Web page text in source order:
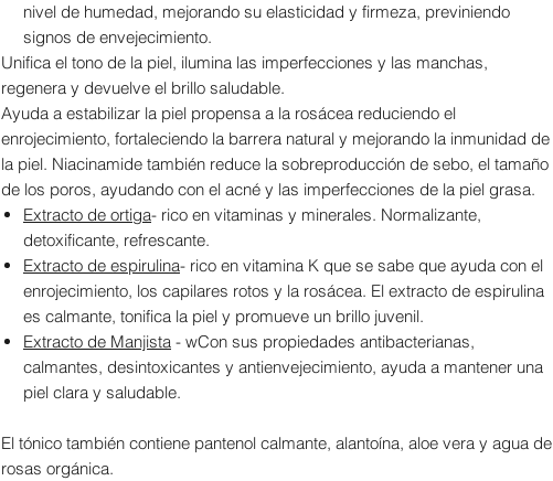
nivel de humedad, mejorando su elasticidad y firmeza, previniendo
signos de envejecimiento.
Unifica el tono de la piel, ilumina las imperfecciones y las manchas,
regenera y devuelve el brillo saludable.
Ayuda a estabilizar la piel propensa a la rosácea reduciendo el
enrojecimiento, fortaleciendo la barrera natural y mejorando la inmunidad de
la piel. Niacinamide también reduce la sobreproducción de sebo, el tamaño
de los poros, ayudando con el acné y las imperfecciones de la piel grasa.
Extracto de ortiga- rico en vitaminas y minerales. Normalizante,
detoxificante, refrescante.
Extracto de espirulina- rico en vitamina K que se sabe que ayuda con el
enrojecimiento, los capilares rotos y la rosácea. El extracto de espirulina
es calmante, tonifica la piel y promueve un brillo juvenil.
Extracto de Manjista - wCon sus propiedades antibacterianas,
calmantes, desintoxicantes y antienvejecimiento, ayuda a mantener una
piel clara y saludable.
El tónico también contiene pantenol calmante, alantoína, aloe vera y agua de
rosas orgánica.